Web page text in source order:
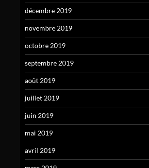
décembre 2019
novembre 2019
octobre 2019
septembre 2019
août 2019
juillet 2019
juin 2019
mai 2019
avril 2019